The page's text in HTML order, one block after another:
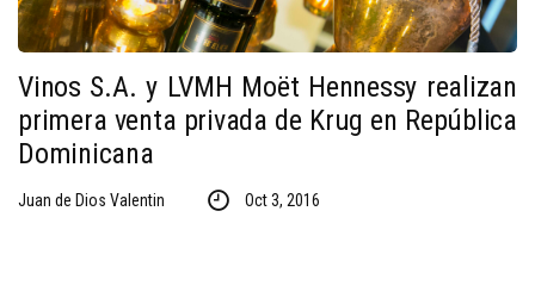
Vinos S.A. y LVMH Moët Hennessy realizan
primera venta privada de Krug en República
Dominicana
Juan de Dios Valentin Oct 3, 2016